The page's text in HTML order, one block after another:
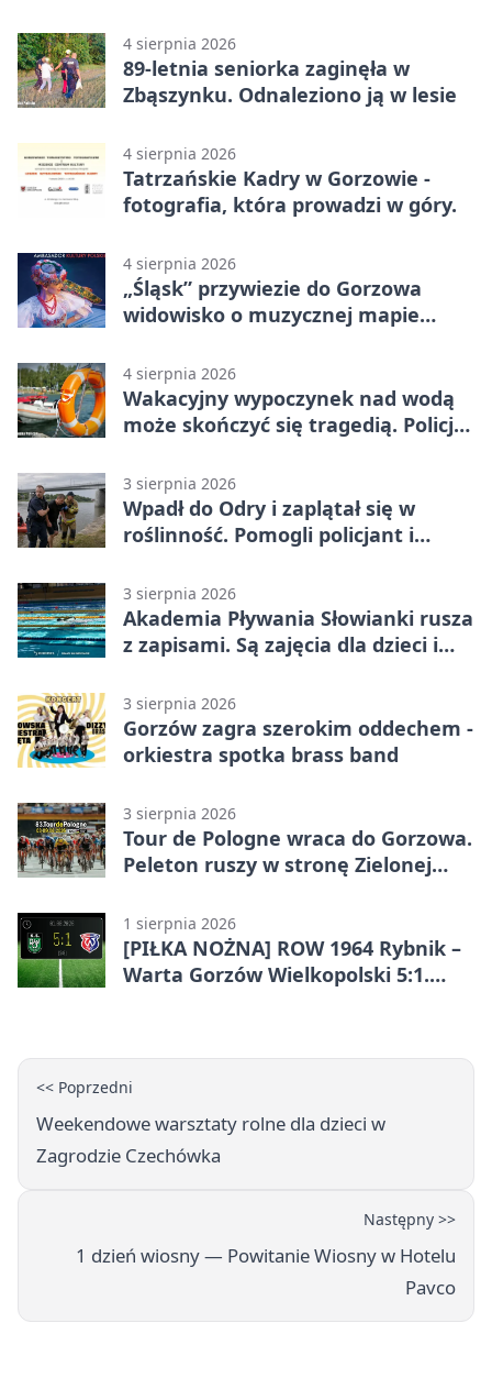
4 sierpnia 2026
89-letnia seniorka zaginęła w
Zbąszynku. Odnaleziono ją w lesie
4 sierpnia 2026
Tatrzańskie Kadry w Gorzowie -
fotografia, która prowadzi w góry.
4 sierpnia 2026
„Śląsk” przywiezie do Gorzowa
widowisko o muzycznej mapie
4 sierpnia 2026
Wakacyjny wypoczynek nad wodą
może skończyć się tragedią. Policja
3 sierpnia 2026
Wpadł do Odry i zaplątał się w
roślinność. Pomogli policjant i
3 sierpnia 2026
Akademia Pływania Słowianki rusza
z zapisami. Są zajęcia dla dzieci i
3 sierpnia 2026
Gorzów zagra szerokim oddechem -
orkiestra spotka brass band
3 sierpnia 2026
Tour de Pologne wraca do Gorzowa.
Peleton ruszy w stronę Zielonej
1 sierpnia 2026
[PIŁKA NOŻNA] ROW 1964 Rybnik –
Warta Gorzów Wielkopolski 5:1.
<< Poprzedni
Weekendowe warsztaty rolne dla dzieci w
Zagrodzie Czechówka
Następny >>
1 dzień wiosny — Powitanie Wiosny w Hotelu
Pavco